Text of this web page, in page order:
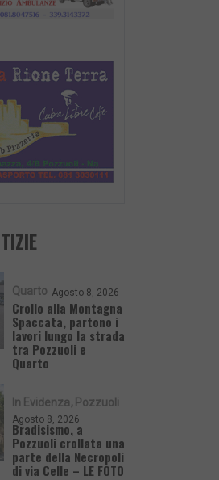
Quarto Agosto 8, 2026
Crollo alla Montagna
Spaccata, partono i
lavori lungo la strada
tra Pozzuoli e
Quarto
In Evidenza Pozzuoli
Agosto 8, 2026
Bradisismo, a
Pozzuoli crollata una
parte della Necropoli
di via Celle – LE FOTO